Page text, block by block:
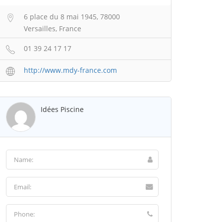
6 place du 8 mai 1945, 78000
Versailles, France
01 39 24 17 17
http://www.mdy-france.com
Idées Piscine